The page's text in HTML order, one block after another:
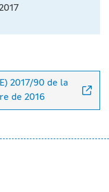
2017/90 de la
de 2016